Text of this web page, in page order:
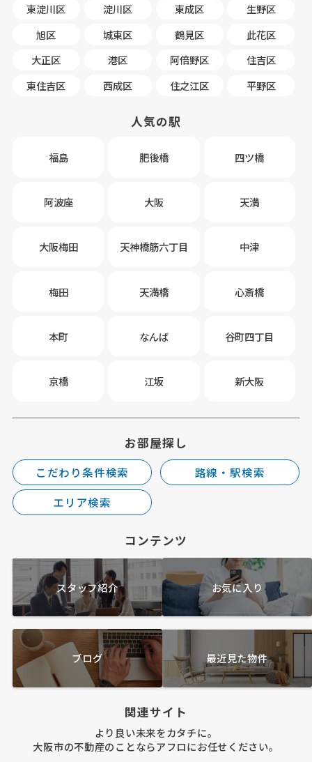
東淀川区
淀川区 東成区
生野区
旭区
城東区 鶴見区
此花区
大正区
港区 阿倍野区
住吉区
東住吉区
西成区 住之江区 平野区
人気の駅
福島 肥後橋 四ツ橋
阿波座 大阪 天満
大阪梅田 天神橋筋六丁目 中津
梅田 天満橋 心斎橋
本町 なんば 谷町四丁目
京橋 江坂 新大阪
お部屋探し
こだわり条件検索
路線・駅検索
エリア検索
コンテンツ
スタッフ紹介 お気に入り
ブログ 最近見た物件
関連サイト
より良い未来をカタチに。
大阪市の不動産のことならアフロにお任せください。